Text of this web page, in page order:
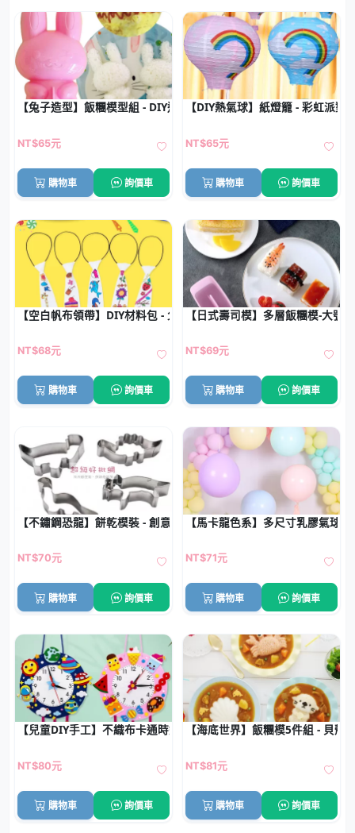
【兔子造型】飯糰模型組 - DIY造型飯糰模咖哩飯燴飯必備
NT$65元
購物車 詢價車
【DIY熱氣球】紙燈籠 - 彩虹派對
NT$65元
購物車 詢價車
【空白帆布領帶】DIY材料包 - 父親節塗鴉禮物
NT$68元
購物車 詢價車
【日式壽司模】多層飯糰模-大號
NT$69元
購物車 詢價車
【不鏽鋼恐龍】餅乾模裝 - 創意動物水果切模DIY烘焙工具
NT$70元
購物車 詢價車
【馬卡龍色系】多尺寸乳膠氣球
NT$71元
購物車 詢價車
【兒童DIY手工】不織布卡通時鐘製作材料包 幼兒園認識時間教具
NT$80元
購物車 詢價車
【海底世界】飯糰模5件組 - 貝殼
NT$81元
購物車 詢價車